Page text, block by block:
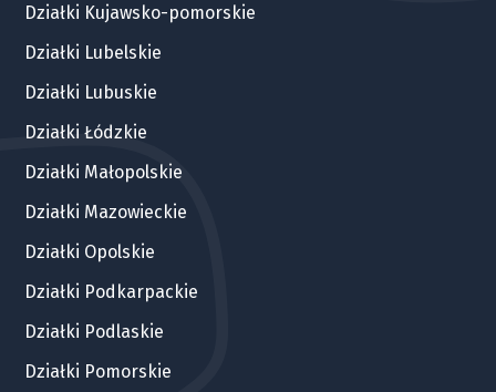
Działki Kujawsko-pomorskie
Działki Lubelskie
Działki Lubuskie
Działki Łódzkie
Działki Małopolskie
Działki Mazowieckie
Działki Opolskie
Działki Podkarpackie
Działki Podlaskie
Działki Pomorskie